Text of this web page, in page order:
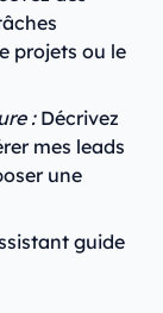
projets ou le
:Décrivez
mes leads
une
guide